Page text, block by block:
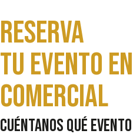
Reserva
Tu evento
comercial
Cuéntanos qué